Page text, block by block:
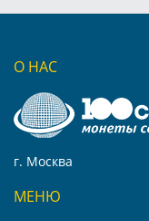
О НАС
г. Москва
МЕНЮ